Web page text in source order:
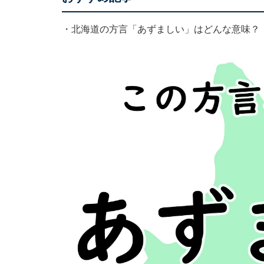
・ 北海道の方言「あずましい」はどんな意味